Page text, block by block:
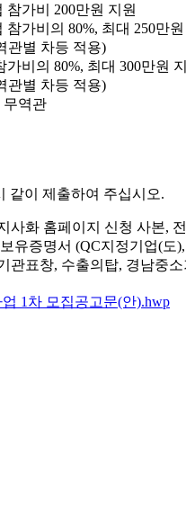
가비 200만원 지원
가비의 80%, 최대 250만원
관별 차등 적용)
비의 80%, 최대 300만원
관별 차등 적용)
무역관
같이 제출하여 주십시오.
사화 홈페이지 신청 사본,
유증명서 (QC지정기업(도
관표창, 수출의탑, 경남중
1차 모집공고문(안).hwp